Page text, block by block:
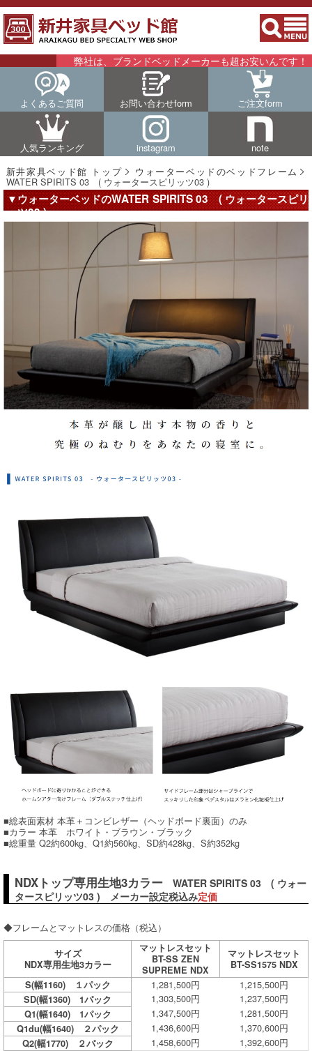
弊社は、ブランドベッドメーカーも超お安いんです！！詳
よくあるご質問 お問い合わせform ご注文form
人気ランキング instagram
note
新井家具ベッド館 トップ
ウォーターベッドのベッドフレーム
WATER SPIRITS 03 ( ウォータースピリッツ03 )
▼ウォーターベッドのWATER SPIRITS 03 ( ウォータースピリ
ッツ03 )
■総表面素材 本革＋コンビレザー（ヘッドボード裏面）のみ
■カラー 本革 ホワイト・ブラウン・ブラック
■総重量 Q2約600kg、Q1約560kg、SD約428kg、S約352kg
NDXトップ専用生地3カラー WATER SPIRITS 03 ( ウォー
タースピリッツ03 ) メーカー設定税込み定価
◆フレームとマットレスの価格（税込）
サイズ
NDX専用生地3カラー
マットレスセット
BT-SS ZEN
SUPREME NDX
マットレスセット
BT-SS1575 NDX
S(幅1160) １パック
1,281,500円 1,215,500円
SD(幅1360) 1パック 1,303,500円 1,237,500円
Q1(幅1640) 1パック 1,347,500円 1,281,500円
Q1du(幅1640) ２パック 1,436,600円 1,370,600円
Q2(幅1770) ２パック 1,458,600円
1,392,600円